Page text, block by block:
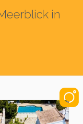
in